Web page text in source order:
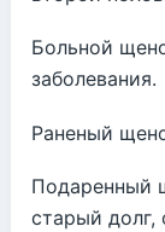
Больной
заболевания.
Раненый
Подаренный
старый долг,